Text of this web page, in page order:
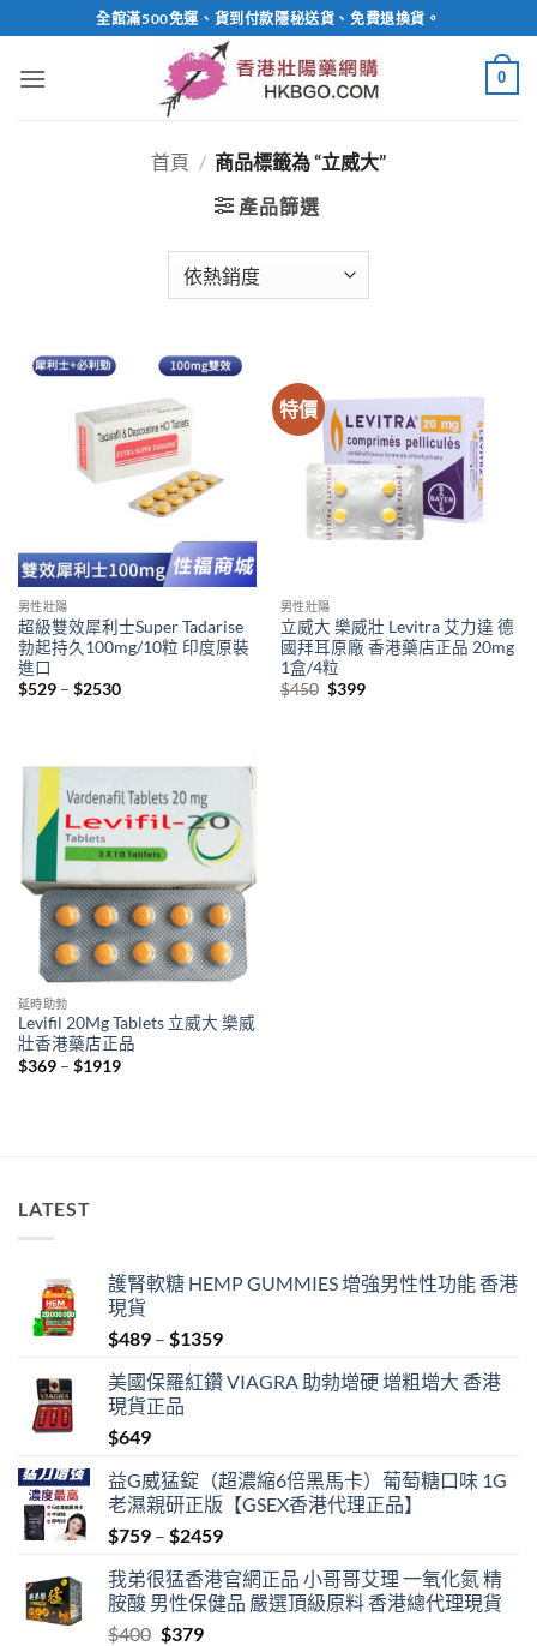
to
content
全館滿500免運、貨到付款隱秘送貨、免費退換貨。
0
首頁 / 商品標籤為 “立威大”
產品篩選
男性壯陽
超級雙效犀利士Super Tadarise
勃起持久100mg/10粒 印度原裝
進口
$529 – $2530Price
特價
男性壯陽
立威大 樂威壯 Levitra 艾力達 德
國拜耳原廠 香港藥店正品 20mg
1盒/4粒
$450 Original
$399Current
延時助勃
Levifil 20Mg Tablets 立威大 樂威
壯香港藥店正品
$369 – $1919Price
LATEST
護腎軟糖 HEMP GUMMIES 增強男性性功能 香港
現貨
$489 – $1359Price
$489
美國保羅紅鑽 VIAGRA 助勃增硬 增粗增大 香港
現貨正品
$649
益G威猛錠（超濃縮6倍黑馬卡）葡萄糖口味 1G
老濕親研正版【GSEX香港代理正品】
$759 – $2459Price
$759
through
我弟很猛香港官網正品 小哥哥艾理 一氧化氮 精
胺酸 男性保健品 嚴選頂級原料 香港總代理現貨
$400 Original
$379Current